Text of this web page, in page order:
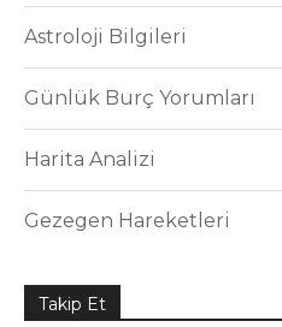
Astroloji Bilgileri
Günlük Burç Yorumları
Harita Analizi
Gezegen Hareketleri
Takip Et